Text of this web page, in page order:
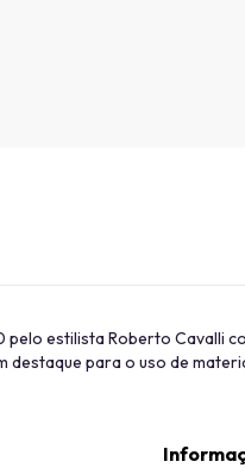
estilista Roberto Cavalli
para o uso de